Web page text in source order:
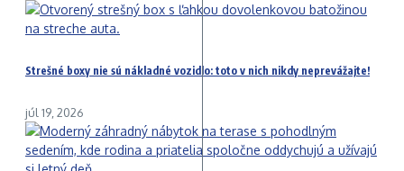
Strešné boxy nie sú nákladné vozidlo: toto v nich nikdy neprevážajte!
júl 19, 2026